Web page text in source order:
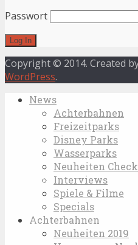
Passwort
Copyright © 2014. Created
WordPress.
News
Achterbahnen
Freizeitparks
Disney Parks
Wasserparks
Neuheiten Check
Interviews
Spiele & Filme
Specials
Achterbahnen
Neuheiten 2019